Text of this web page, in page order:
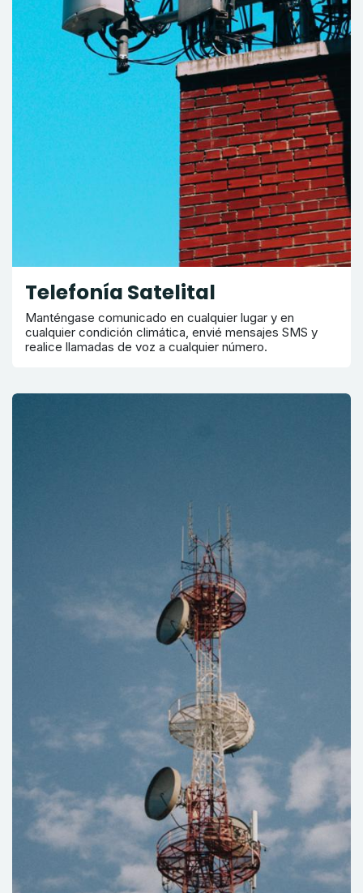
Telefonía Satelital
Manténgase comunicado en cualquier lugar y en
cualquier condición climática, envié mensajes SMS y
realice llamadas de voz a cualquier número.